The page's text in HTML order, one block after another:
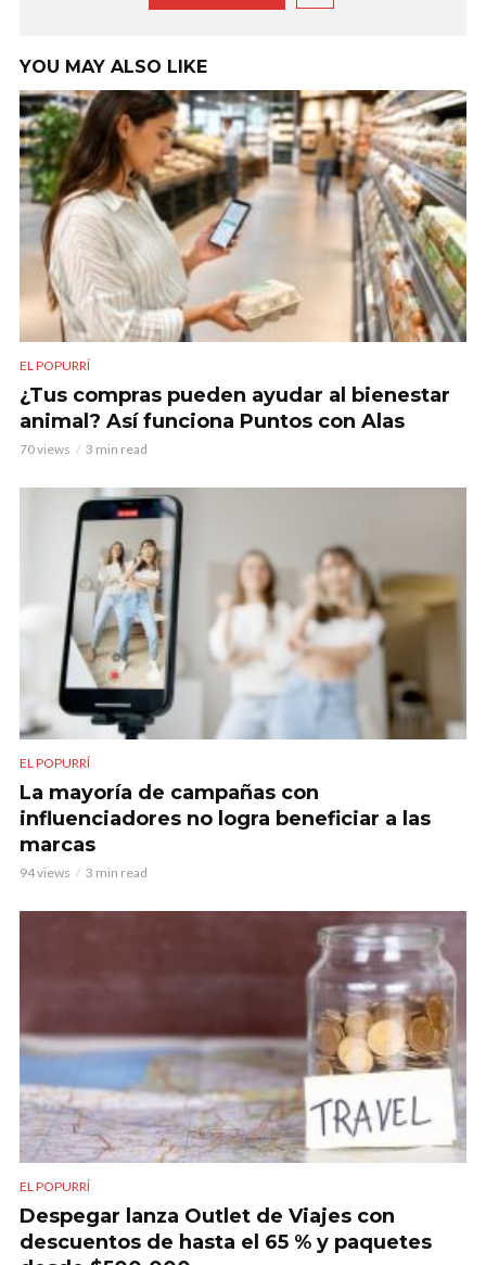
YOU MAY ALSO LIKE
EL POPURRÍ
¿Tus compras pueden ayudar al bienestar
animal? Así funciona Puntos con Alas
70 views 3 min read
EL POPURRÍ
La mayoría de campañas con
influenciadores no logra beneficiar a las
marcas
94 views 3 min read
EL POPURRÍ
Despegar lanza Outlet de Viajes con
descuentos de hasta el 65 % y paquetes